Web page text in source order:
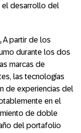
el desarrollo del
A partir de los
durante los dos
marcas de
las tecnologías
de experiencias del
en el
de doble
del portafolio